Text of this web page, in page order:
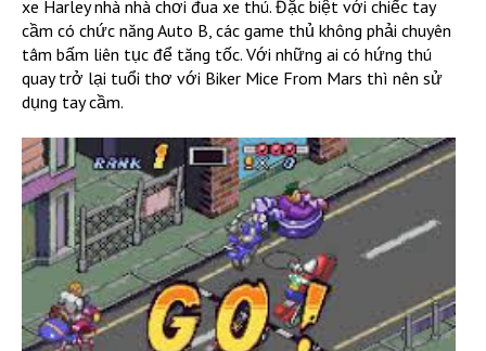
xe Harley nhà nhà chơi đua xe thú. Đặc biệt với chiếc tay
cầm có chức năng Auto B, các game thủ không phải chuyên
tâm bấm liên tục để tăng tốc. Với những ai có hứng thú
quay trở lại tuổi thơ với Biker Mice From Mars thì nên sử
dụng tay cầm.